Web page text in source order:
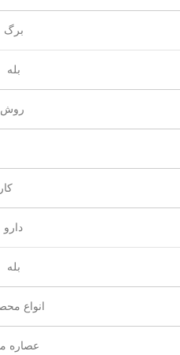
برگ
بله
دارو
بله
انواع
عصاره